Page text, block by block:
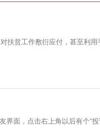
贫工作敷衍应付，甚至利用
，点击右上角以后有个“投